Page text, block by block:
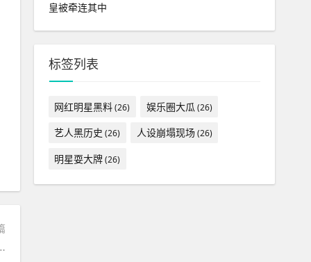
大牌的明星太丢人
皇被牵连其中
标签列表
网红明星黑料(26) 娱乐圈大瓜 (26)
艺人黑历史 (26) 人设崩塌现场(26)
明星耍大牌(26)